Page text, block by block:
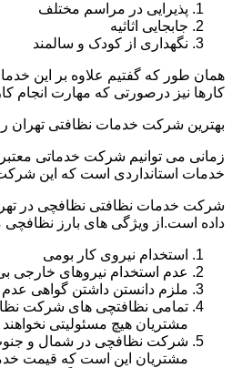
پذیرایی در مراسم مختلف
جابجایی اثاثیه
نگهداری از کودک و سالمند
همان طور که گفتیم علاوه بر این
کارها نیز درصورتی که مهارت
بهترین شرکت خدمات نظافتی تهران را
زمانی می توانیم شرکت خدماتی
خدمات استانداردی است که این شرکت
شرکت خدمات نظافتی نظافچی در
داده است.از ویژگی های بارز نظافچی
استخدام نیروی کار بومی
عدم استخدام نیروهای خارجی
ملزم دانستن داشتن گواهی عدم
تمامی نظافتچی های شرکت
مشتریان هیچ مسئولیتی
شرکت نظافچی در شمال و جنوب
مشتریان این است که قیمت